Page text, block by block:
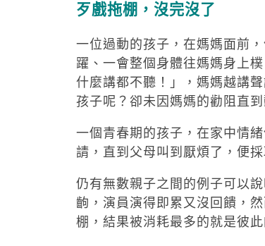
歹戲拖棚，沒完沒了
一位過動的孩子，在媽媽面前
躍、一會整個身體往媽媽身上
什麼講都不聽！」，媽媽越講
孩子呢？卻未因媽媽的勸阻直
一個青春期的孩子，在家中情
請，直到父母叫到厭煩了，便
仍有無數親子之間的例子可以
齣，演員演得即累又沒回饋，
棚，結果被消耗最多的就是彼